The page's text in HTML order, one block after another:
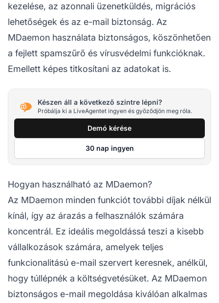
kezelése, az azonnali üzenetküldés, migrációs
lehetőségek és az e-mail biztonság. Az
MDaemon használata biztonságos, köszönhetően
a fejlett spamszűrő és vírusvédelmi funkcióknak.
Emellett képes titkosítani az adatokat is.
Készen áll a következő szintre lépni?
Próbálja ki a LiveAgentet ingyen és győződjön meg róla.
Demó kérése
30 nap ingyen
Hogyan használható az MDaemon?
Az MDaemon minden funkciót további díjak nélkül
kínál, így az árazás a felhasználók számára
koncentrál. Ez ideális megoldássá teszi a kisebb
vállalkozások számára, amelyek teljes
funkcionalitású e-mail szervert keresnek, anélkül,
hogy túllépnék a költségvetésüket. Az MDaemon
biztonságos e-mail megoldása kiválóan alkalmas